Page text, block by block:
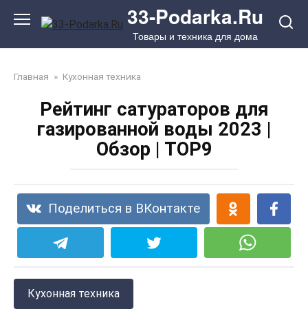
33-Podarka.Ru
Товары и техника для дома
Главная » Кухонная техника
Рейтинг сатураторов для
газированной воды 2023 |
Обзор | TOP9
Поделиться в ВКонтакте
Кухонная техника